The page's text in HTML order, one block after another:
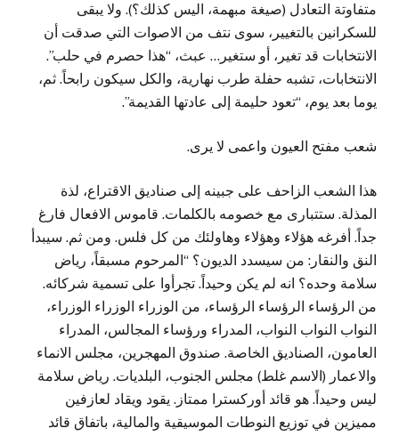
متفاوتة التعادل (صيغة مبهمة، اليس كذلك؟). ولا يبقى
للسكرانين بالتغيير، سوى نتف من الاصوات التي صدقت أن
الانتخابات قد تغير، أو ستغير… عبث، “هذا حصرم في حلب”.
الانتخابات، تشبه حفلة طرب نهارية، والكل سيكون رابحاً. ثم،
يوما بعد يوم، “تعود حليمة إلى عادتها القديمة”.
شعب مفتح العيون واعمى لا يرى.
هذا الشعب الزاحف على جبينه إلى صناديق الاقتراع، لذة
المذلة. ستتبارى مع خصومه بالكلمات. قاموس الافعال فارغ
جداً. أفرغه هؤلاء وهؤلاء وهاولئك من كل فلس. ومن ثم. سيبدأ
النق والنقار: من سيسدد الديون؟ “المرحوم مسبقاً، رياض
سلامة وحده؟ انه لم يكن وحيداً. تجرأوا على تسمية شركائه.
من الرؤساء الرؤساء الرؤساء، من الوزراء الوزراء الوزراء،
النواب النواب النواب، المدراء ورؤساء المجالس، المدراء
العامون، الصناديق الخاصة. صندوق المهجرين، مجلس الانماء
والاعمار (الاسم غلط) مجلس الجنوب، البلديات. رياض سلامة
ليس وحيداً. هو قائد أوركسترا ممتاز. يقود ويقاد لعازفين
مميزين في توزيع النوطات الموسيقية والمالية، باتفاق قائد